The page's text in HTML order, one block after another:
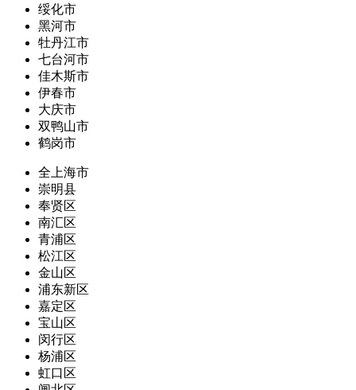
绥化市
黑河市
牡丹江市
七台河市
佳木斯市
伊春市
大庆市
双鸭山市
鹤岗市
全上海市
崇明县
奉贤区
南汇区
青浦区
松江区
金山区
浦东新区
嘉定区
宝山区
闵行区
杨浦区
虹口区